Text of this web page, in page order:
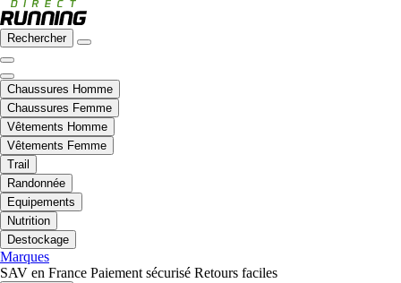
Rechercher
Chaussures Homme
Chaussures Femme
Vêtements Homme
Vêtements Femme
Trail
Randonnée
Equipements
Nutrition
Destockage
Marques
SAV en France Paiement sécurisé Retours faciles